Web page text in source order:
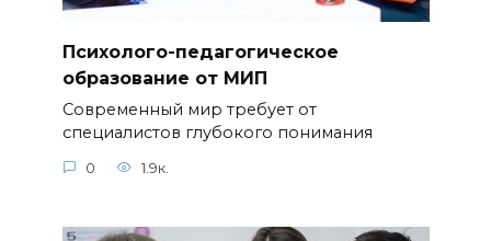
Психолого-педагогическое
образование от МИП
Современный мир требует от
специалистов глубокого понимания
0 1.9к.